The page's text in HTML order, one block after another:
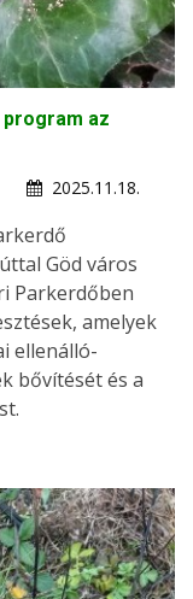
az
2025.11.18.
Göd város
Parkerdőben
amelyek
ellenálló-
bővítését és a